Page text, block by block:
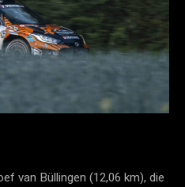
van Büllingen (12,06 km), die